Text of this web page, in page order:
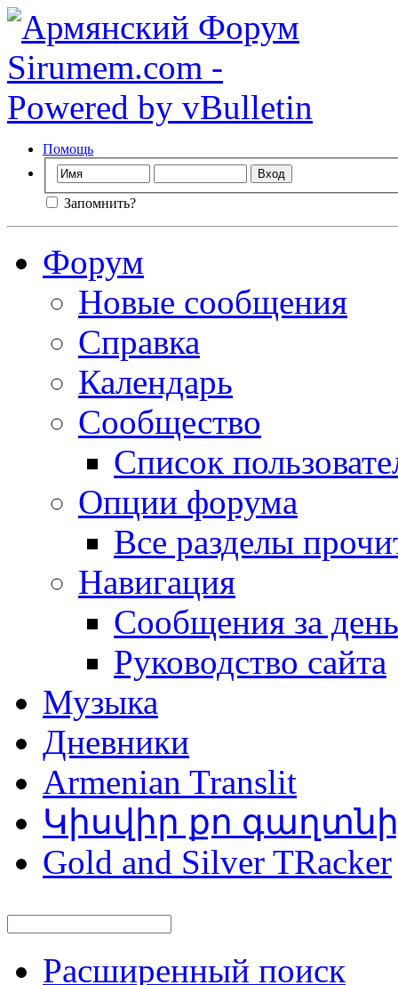
Помощь
Запомнить?
Форум
Новые сообщения
Справка
Календарь
Сообщество
Список
Опции форума
Все разделы
Навигация
Сообщения за день
Руководство сайта
Музыка
Дневники
Armenian Translit
Կիսվիր քո
Gold and Silver TRacker
Расширенный поиск